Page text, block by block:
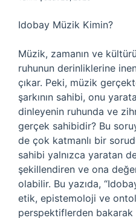
Idobay Müzik Kimin?
Müzik, zamanın ve
ruhunun derinliklerine
çıkar. Peki, müzik
şarkının sahibi, onu
dinleyenin ruhunda ve
gerçek sahibidir? Bu
de çok katmanlı bir
sahibi yalnızca yaratan
şekillendiren ve ona
olabilir. Bu yazıda,
etik, epistemoloji ve
perspektiflerden bakarak